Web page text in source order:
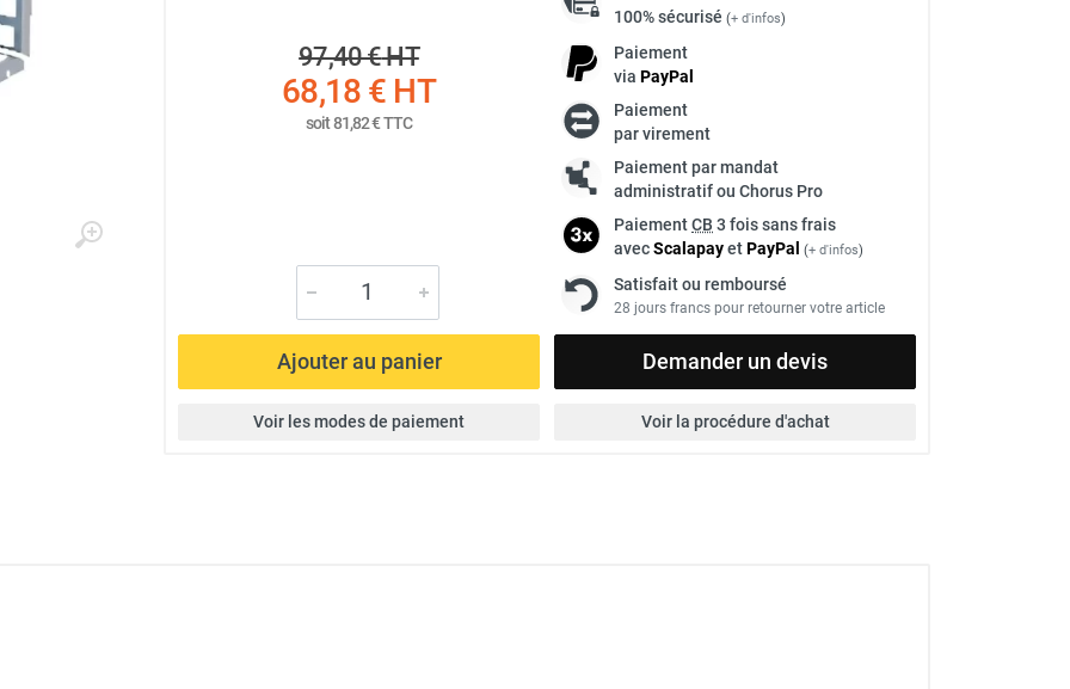
97,40 €HT
68,18 € HT
soit81,82 €TTC
100% sécurisé (+ d'infos)
Paiement
via PayPal
Paiement
par virement
Paiement par mandat
administratif ou Chorus Pro
PaiementCB 3 fois sans frais
avecScalapayetPayPal (+ d'infos)
Satisfait ou remboursé
28 jours francs pour retourner votre article
Ajouter au panier Demander un devis
Voir les modes de paiement Voir la procédure d'achat